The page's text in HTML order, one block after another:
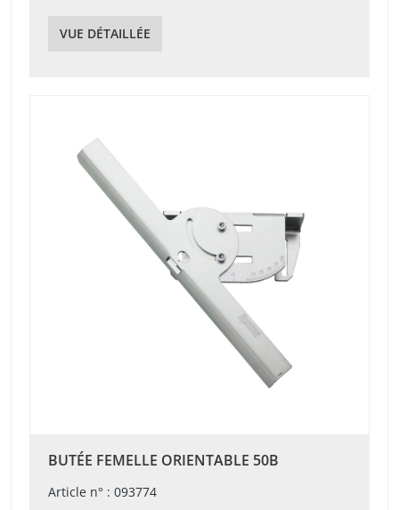
VUE DÉTAILLÉE
BUTÉE FEMELLE ORIENTABLE 50B
Article n° : 093774